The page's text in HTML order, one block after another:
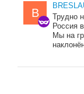
B
Трудно
Россия
Мы на